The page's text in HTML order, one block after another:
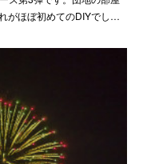
がほぼ初めてのDIYでし…